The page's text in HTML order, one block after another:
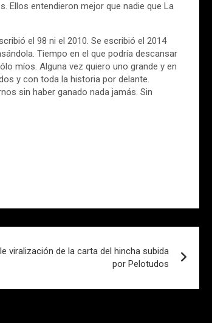
Ellos entendieron mejor que nadie que La
el 98 ni el 2010. Se escribió el 2014
Tiempo en el que podría descansar
míos. Alguna vez quiero uno grande y en
y con toda la historia por delante.
sin haber ganado nada jamás. Sin
viralización de la carta del hincha subida
por Pelotudos